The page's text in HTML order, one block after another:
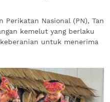
Perikatan Nasional (PN), Tan
kemelut yang berlaku
untuk menerima